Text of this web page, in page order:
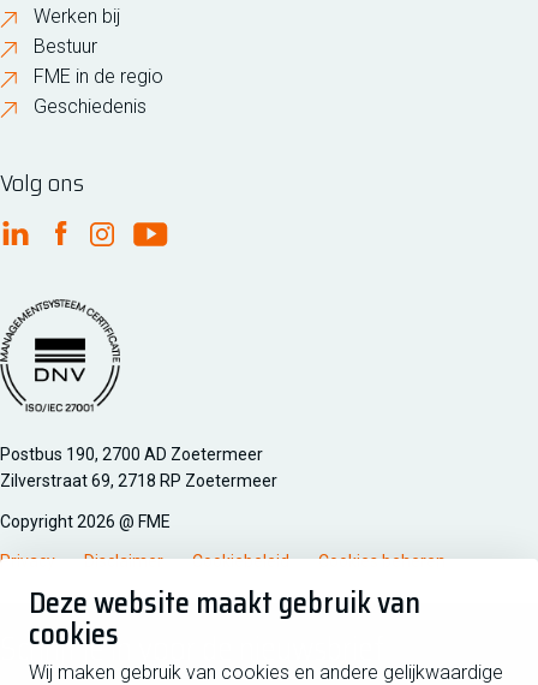
Deze website maakt gebruik van
cookies
Wij maken gebruik van cookies en andere gelijkwaardige
Werken bij
Bestuur
FME in de regio
Geschiedenis
Volg ons
FME Linkedin
FME Facebook
FME Instagram
FME Youtube
Managementsyteem certificatie DNV iso/iec 27001
Postbus 190, 2700 AD Zoetermeer
Zilverstraat 69, 2718 RP Zoetermeer
Copyright 2026 @ FME
Privacy Disclaimer Cookiebeleid Cookies beheren
Schrijf je in voor de nieuwsbrief